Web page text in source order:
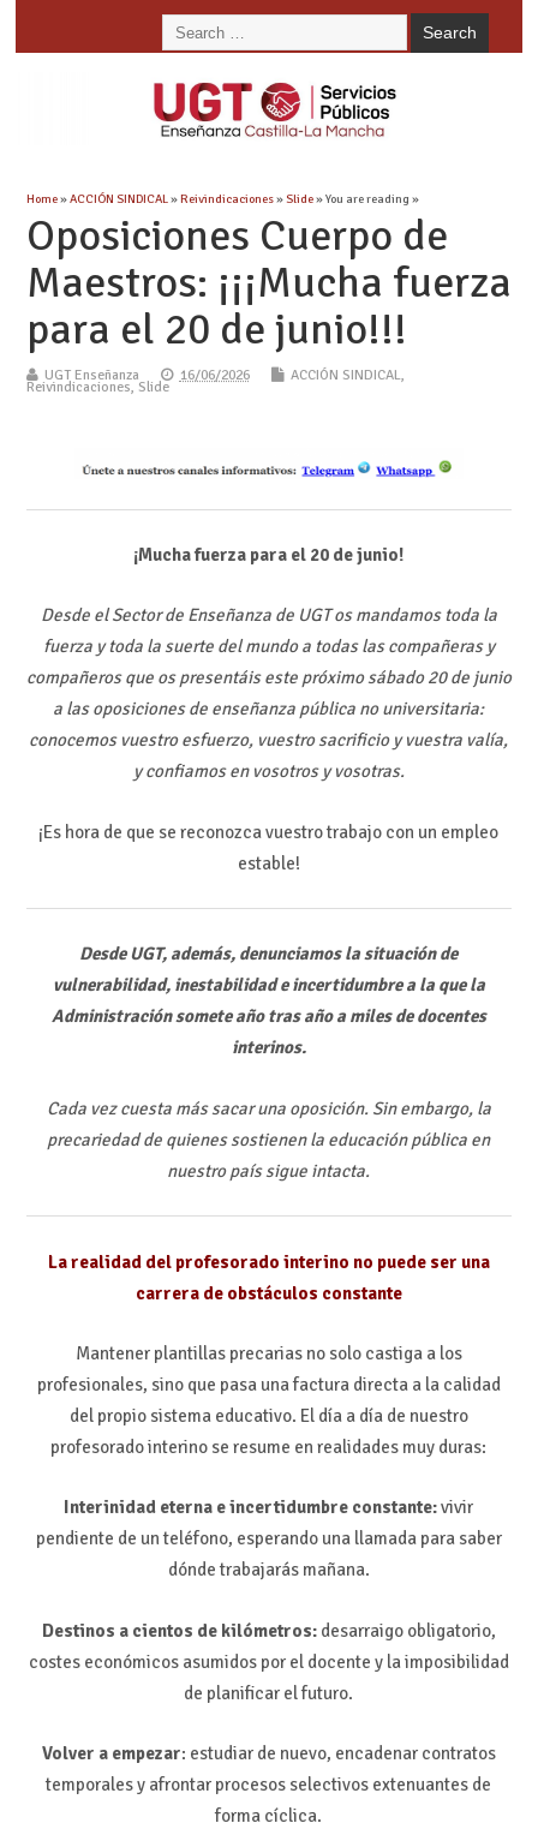
Home»ACCIÓN SINDICAL»Reivindicaciones»Slide» You are reading »
Oposiciones Cuerpo de
Maestros: ¡¡¡Mucha fuerza
para el 20 de junio!!!
UGT Enseñanza 16/06/2026 ACCIÓN SINDICAL,
Reivindicaciones, Slide
¡Mucha fuerza para el 20 de junio!
Desde el Sector de Enseñanza de UGT os mandamos toda la
fuerza y toda la suerte del mundo a todas las compañeras y
compañeros que os presentáis este próximo sábado 20 de junio
a las oposiciones de enseñanza pública no universitaria:
conocemos vuestro esfuerzo, vuestro sacrificio y vuestra valía,
y confiamos en vosotros y vosotras.
¡Es hora de que se reconozca vuestro trabajo con un empleo
estable!
Desde UGT, además, denunciamos la situación de
vulnerabilidad, inestabilidad e incertidumbre a la que la
Administración somete año tras año a miles de docentes
interinos.
Cada vez cuesta más sacar una oposición. Sin embargo, la
precariedad de quienes sostienen la educación pública en
nuestro país sigue intacta.
La realidad del profesorado interino no puede ser una
carrera de obstáculos constante
Mantener plantillas precarias no solo castiga a los
profesionales, sino que pasa una factura directa a la calidad
del propio sistema educativo. El día a día de nuestro
profesorado interino se resume en realidades muy duras:
Interinidad eterna e incertidumbre constante:vivir
pendiente de un teléfono, esperando una llamada para saber
dónde trabajarás mañana.
Destinos a cientos de kilómetros:desarraigo obligatorio,
costes económicos asumidos por el docente y la imposibilidad
de planificar el futuro.
Volver a empezar: estudiar de nuevo, encadenar contratos
temporales y afrontar procesos selectivos extenuantes de
forma cíclica.